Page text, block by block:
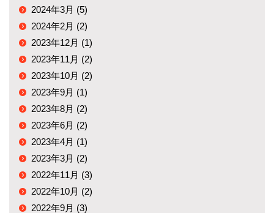
2024年3月 (5)
2024年2月 (2)
2023年12月 (1)
2023年11月 (2)
2023年10月 (2)
2023年9月 (1)
2023年8月 (2)
2023年6月 (2)
2023年4月 (1)
2023年3月 (2)
2022年11月 (3)
2022年10月 (2)
2022年9月 (3)